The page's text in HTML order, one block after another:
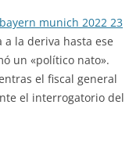
munich 2022 23
la deriva hasta ese
un «político nato».
el fiscal general
el interrogatorio del